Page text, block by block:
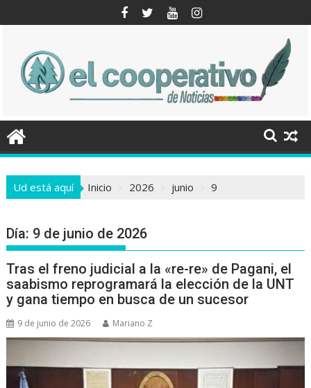
al
Ud está aquí Inicio 2026 junio 9
Día: 9 de junio de 2026
Tras el freno judicial a la «re-re» de Pagani, el
saabismo reprogramará la elección de la UNT
y gana tiempo en busca de un sucesor
9 de junio de 2026 Mariano Z